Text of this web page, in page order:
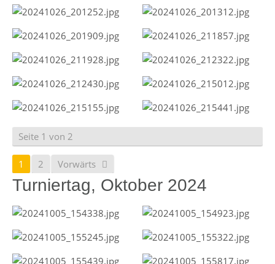
Seite 1 von 2
1 2 Vorwärts
Turniertag, Oktober 2024